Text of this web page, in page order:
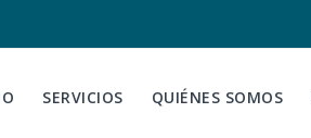
SERVICIOS QUIÉNES SOMOS